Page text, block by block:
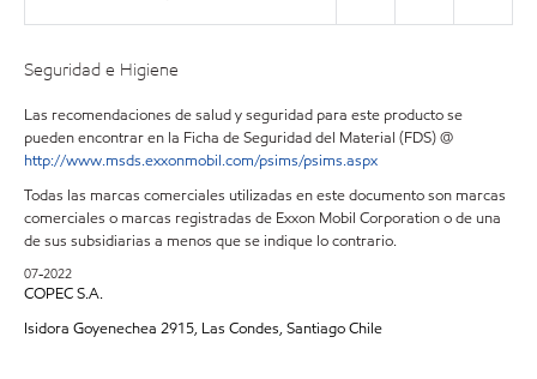
Seguridad e Higiene
Las recomendaciones de salud y seguridad para este producto se
pueden encontrar en la Ficha de Seguridad del Material (FDS) @
http://www.msds.exxonmobil.com/psims/psims.aspx
Todas las marcas comerciales utilizadas en este documento son marcas
comerciales o marcas registradas de Exxon Mobil Corporation o de una
de sus subsidiarias a menos que se indique lo contrario.
07-2022
COPEC S.A.
Isidora Goyenechea 2915, Las Condes, Santiago Chile